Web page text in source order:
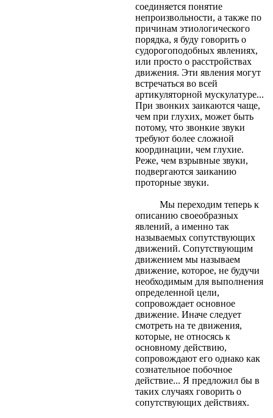
соединяется понятие
непроизвольности, а также по
причинам этиологического
порядка, я буду говорить о
судорогоподобных явлениях,
или просто о расстройствах
движения. Эти явления могут
встречаться во всей
артикуляторной мускулатуре...
При звонких заикаются чаще,
чем при глухих, может быть
потому, что звонкие звуки
требуют более сложной
координации, чем глухие.
Реже, чем взрывные звуки,
подвергаются заиканию
проторные звуки.
Мы переходим теперь к
описанию своеобразных
явлений, а именно так
называемых сопутствующих
движений. Сопутствующим
движением мы называем
движение, которое, не будучи
необходимым для выполнения
определенной цели,
сопровождает основное
движение. Иначе следует
смотреть на те движения,
которые, не относясь к
основному действию,
сопровождают его однако как
сознательное побочное
действие... Я предложил бы в
таких случаях говорить о
сопутствующих действиях.